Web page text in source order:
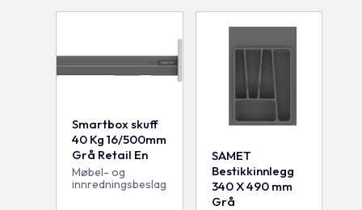
Smartbox skuff
40 Kg 16/500mm
Grå Retail En
Møbel- og
innredningsbeslag
SAMET
Bestikkinnlegg
340 X 490 mm
Grå